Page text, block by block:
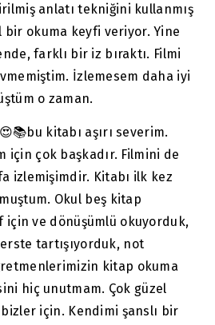
anlatı tekniğini kullanmış
okuma keyfi veriyor. Yine
farklı bir iz bıraktı. Filmi
İzlemesem daha iyi
o zaman.
😍📚bu kitabı aşırı severim.
için çok başkadır. Filmini de
izlemişimdir. Kitabı ilk kez
Okul beş kitap
için ve dönüşümlü okuyorduk,
tartışıyorduk, not
kitap okuma
hiç unutmam. Çok güzel
için. Kendimi şanslı bir